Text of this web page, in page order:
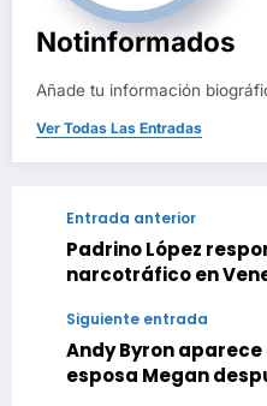
Notinformados
Añade tu información
Ver Todas Las Entradas
Entrada anterior
Padrino López
narcotráfico en
Siguiente entrada
Andy Byron
esposa Megan